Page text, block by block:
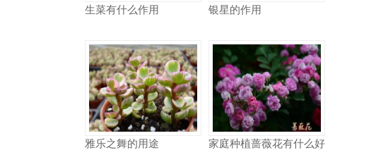
生菜有什么作用 银星的作用
雅乐之舞的用途
家庭种植蔷薇花有什么好